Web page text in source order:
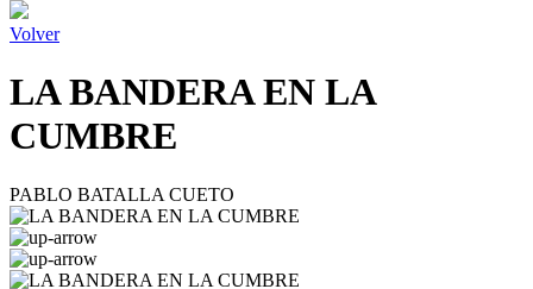
Volver
LA BANDERA EN LA
CUMBRE
PABLO BATALLA CUETO